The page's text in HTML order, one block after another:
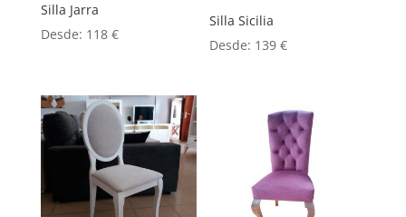
Silla Jarra
Desde: 118 €
Silla Sicilia
Desde: 139€